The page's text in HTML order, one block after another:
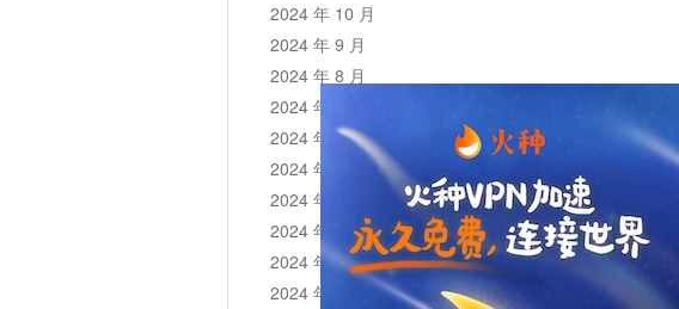
2024 年 10 月
2024 年 9 月
2024 年 8 月
2024 年 7 月
2024 年 6 月
2024 年 5 月
2024 年 4 月
2024 年 3 月
2024 年 2 月
2024 年 1 月